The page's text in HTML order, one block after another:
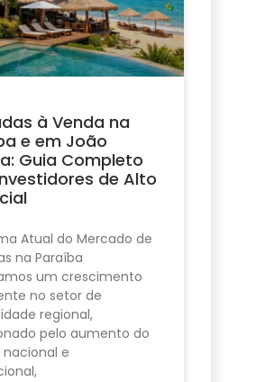
à Venda na
e em João
Guia Completo
de Alto
Atual do Mercado de
na Paraíba
um crescimento
no setor de
regional,
pelo aumento do
e